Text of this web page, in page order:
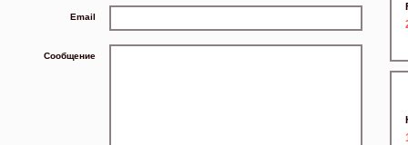
Email
Сообщение